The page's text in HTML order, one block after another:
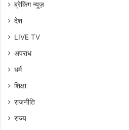
ब्रेकिंग न्यूज़
देश
LIVE TV
अपराध
धर्म
शिक्षा
राजनीति
राज्य